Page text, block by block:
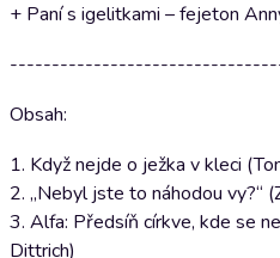
+ Paní s igelitkami – fejeton
Obsah:
1. Když nejde o ježka v kleci
2. „Nebyl jste to náhodou vy?“
3. Alfa: Předsíň církve, kde se
Dittrich)